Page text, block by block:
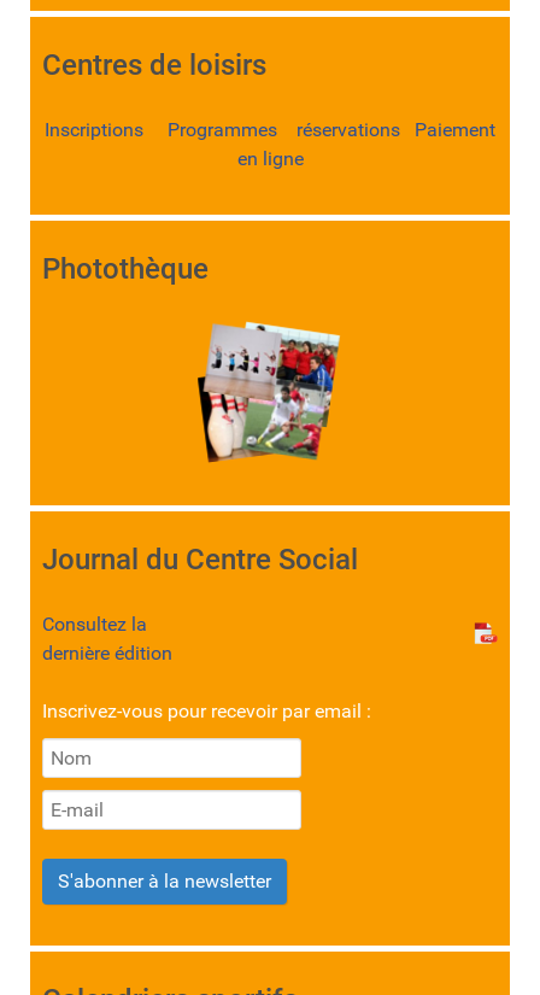
Centres de loisirs
Inscriptions Programmes réservations Paiement
en ligne
Photothèque
Journal du Centre Social
Consultez la
dernière édition
Inscrivez-vous pour recevoir par email :
S'abonner à la newsletter